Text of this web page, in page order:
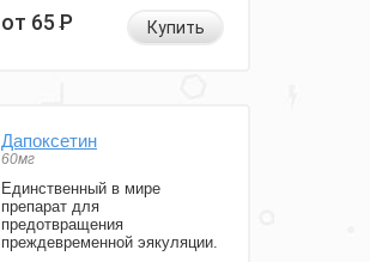
от 65Р Купить
Дапоксетин
60мг
Единственный в мире
препарат для
предотвращения
преждевременной эякуляции.